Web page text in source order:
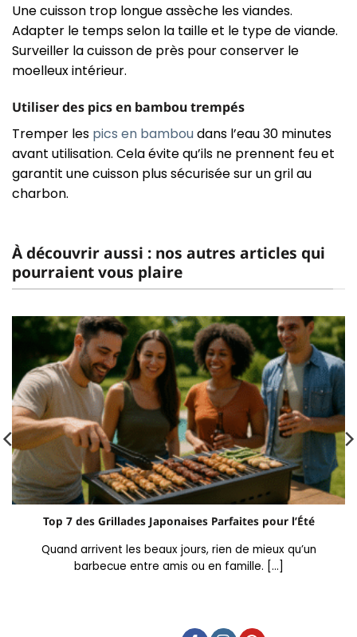
Une cuisson trop longue assèche les viandes.
Adapter le temps selon la taille et le type de viande.
Surveiller la cuisson de près pour conserver le
moelleux intérieur.
Utiliser des pics en bambou trempés
Tremper les pics en bamboudans l’eau 30 minutes
avant utilisation. Cela évite qu’ils ne prennent feu et
garantit une cuisson plus sécurisée sur un gril au
charbon.
À découvrir aussi : nos autres articles qui
pourraient vous plaire
Top 7 des Grillades Japonaises Parfaites pour l’Été
Quand arrivent les beaux jours, rien de mieux qu’un
barbecue entre amis ou en famille. [...]